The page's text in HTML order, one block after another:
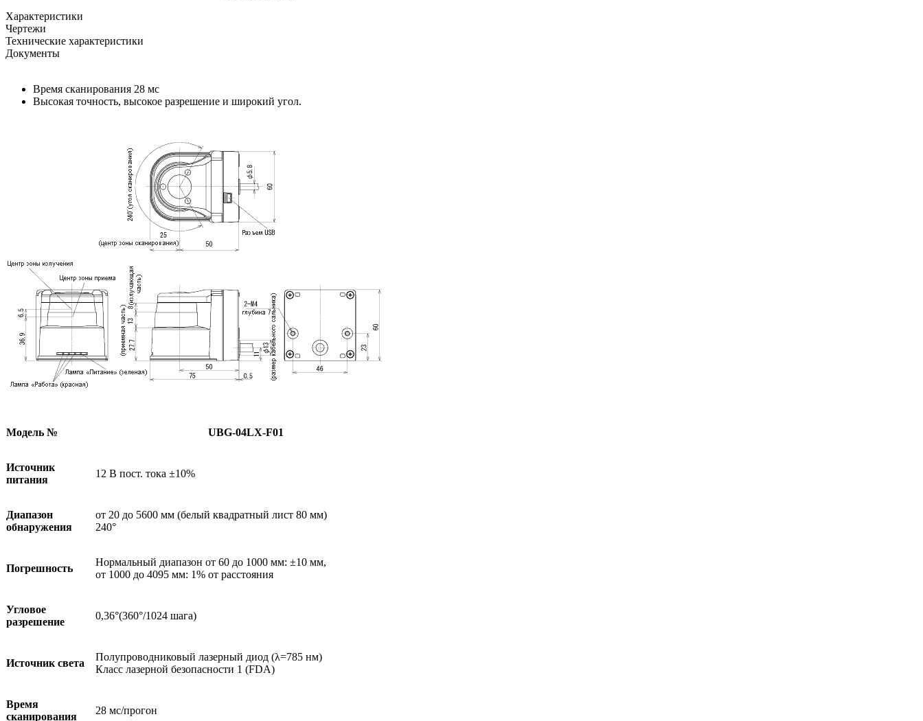
Характеристики
Чертежи
Технические характеристики
Документы
Время сканирования 28 мс
Высокая точность, высокое разрешение и широкий угол.
Модель № UBG-04LX-F01
Источник
питания
12 В пост. тока ±10%
Диапазон
обнаружения
от 20 до 5600 мм (белый квадратный лист 80 мм)
240°
Погрешность
Нормальный диапазон от 60 до 1000 мм: ±10 мм,
от 1000 до 4095 мм: 1% от расстояния
Угловое
разрешение
0,36°(360°/1024 шага)
Источник света
Полупроводниковый лазерный диод (λ=785 нм)
Класс лазерной безопасности 1 (FDA)
Время
сканирования
28 мс/прогон